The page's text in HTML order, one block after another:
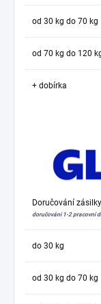
od 30 kg do 70 kg
od 70 kg do 120
+ dobírka
Doručování
doručování 1-2 pracovní
do 30 kg
od 30 kg do 70 kg